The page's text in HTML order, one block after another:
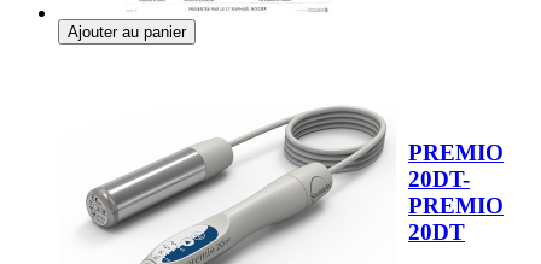
Ajouter au panier
PREMIO
20DT-
PREMIO
20DT